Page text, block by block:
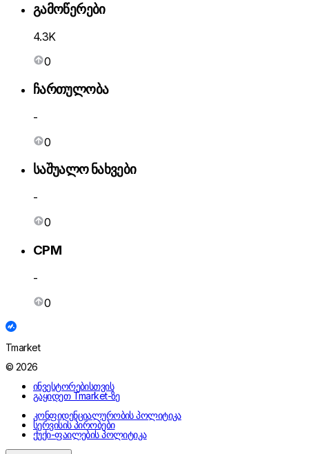
გამოწერები
4.3K
0
ჩართულობა
-
0
საშუალო ნახვები
-
0
CPM
-
0
Tmarket
© 2026
ინვესტორებისთვის
გაყიდეთ Tmarket-ზე
კონფიდენციალურობის პოლიტიკა
სერვისის პირობები
ქუქი-ფაილების პოლიტიკა